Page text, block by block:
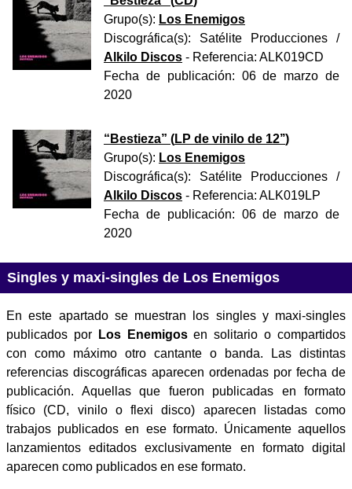
Grupo(s): Los Enemigos
Discográfica(s): Satélite Producciones /
Alkilo Discos - Referencia: ALK019CD
Fecha de publicación: 06 de marzo de
2020
“ Bestieza” (LP de vinilo de 12’’)
Grupo(s): Los Enemigos
Discográfica(s): Satélite Producciones /
Alkilo Discos - Referencia: ALK019LP
Fecha de publicación: 06 de marzo de
2020
Singles y maxi-singles de Los Enemigos
En este apartado se muestran los singles y maxi-singles
publicados por
Los Enemigosen solitario o compartidos
con como máximo otro cantante o banda. Las distintas
referencias discográficas aparecen ordenadas por fecha de
publicación. Aquellas que fueron publicadas en formato
físico (CD, vinilo o flexi disco) aparecen listadas como
trabajos publicados en ese formato. Únicamente aquellos
lanzamientos editados exclusivamente en formato digital
aparecen como publicados en ese formato.